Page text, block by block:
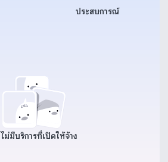
ประสบการณ์
ม่มีบริการที่เปิดให้จ้าง